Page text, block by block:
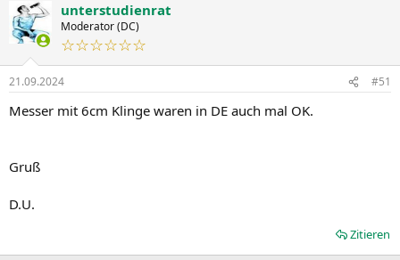
unterstudienrat
Moderator (DC)
☆☆☆☆☆☆
21.09.2024 #51
Messer mit 6cm Klinge waren in DE auch mal OK.
Gruß
D.U.
Zitieren